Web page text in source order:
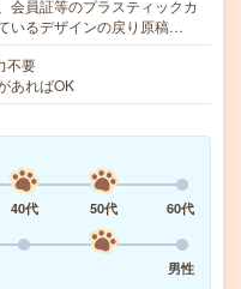
会員証等のプラスティックカ
いるデザインの戻り原稿…
不要
あればOK
40代 50代
60代
男性